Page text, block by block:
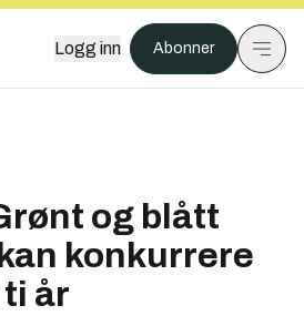
Logg inn Abonner
og blått
konkurrere
år